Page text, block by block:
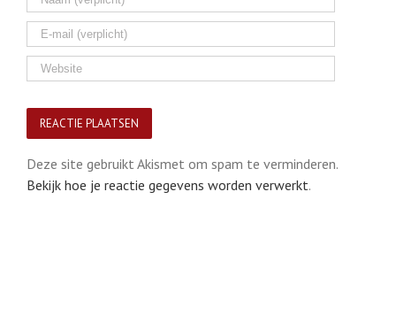
Deze site gebruikt Akismet om spam te verminderen.
Bekijk hoe je reactie gegevens worden verwerkt.